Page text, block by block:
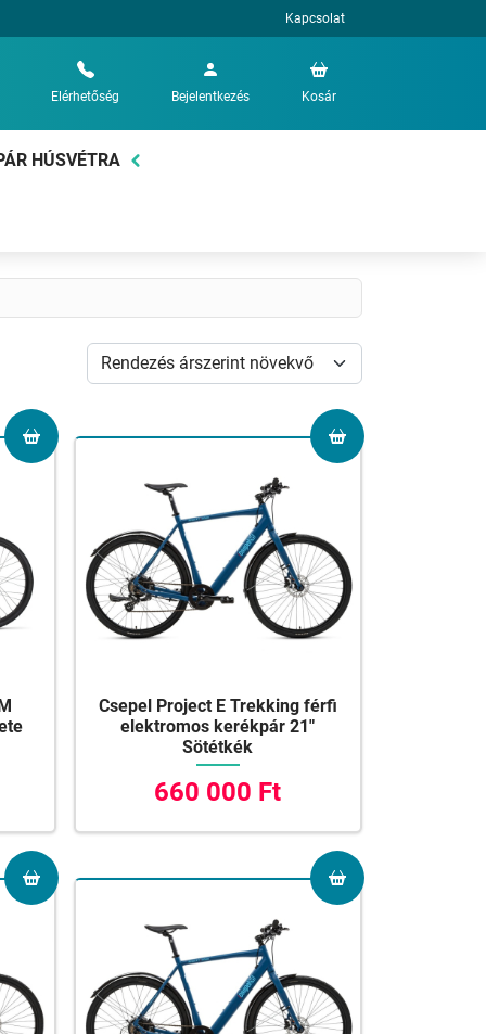
Kapcsolat
Elérhetőség Bejelentkezés Kosár
HÚSVÉTRA
Csepel Project E Trekking férfi
elektromos kerékpár 21"
Sötétkék
660 000 Ft